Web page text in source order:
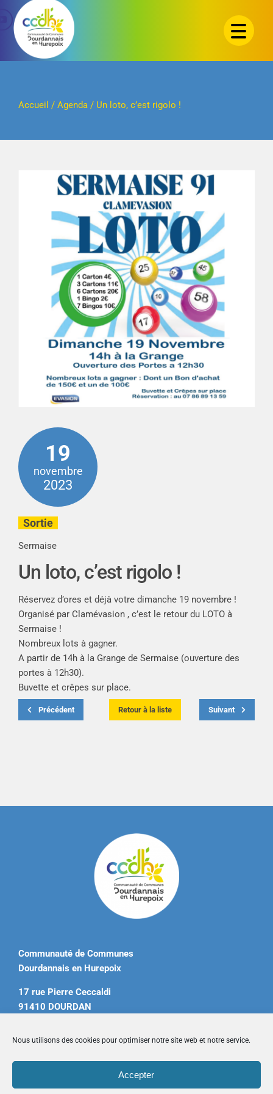
Nous utilisons des cookies pour optimiser notre site web et notre service.
Accepter
Passer
contenu
Accueil / Agenda/ Un loto, c’est rigolo !
19
novembre
2023
Sortie
Sermaise
Un loto, c’est rigolo !
Réservez d’ores et déjà votre dimanche 19 novembre !
Organisé par Clamévasion , c’est le retour du LOTO à
Sermaise !
Nombreux lots à gagner.
A partir de 14h à la Grange de Sermaise (ouverture des
portes à 12h30).
Buvette et crêpes sur place.
Précédent Retour à la liste Suivant
Communauté de Communes
Dourdannais en Hurepoix
17 rue Pierre Ceccaldi
91410 DOURDAN
contact@ccdourdannais.com
Accueil|Plan du site|Mentions légales|Contactez-nous